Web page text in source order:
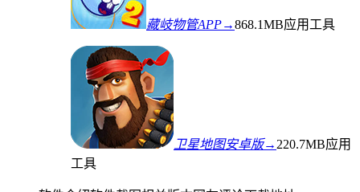
藏岐物管APP→868.1MB应用工具
卫星地图安卓版→ 220.7MB应用
工具